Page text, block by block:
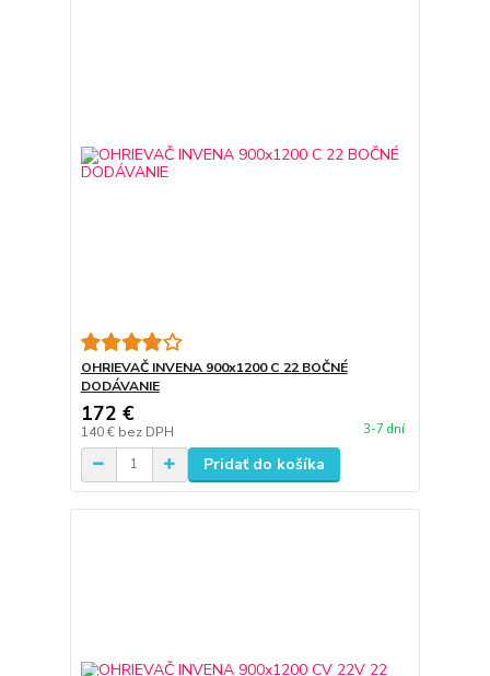
OHRIEVAČ INVENA 900x1200 C 22 BOČNÉ
DODÁVANIE
172 €
140 € bez DPH 3-7 dní
Pridať do košíka